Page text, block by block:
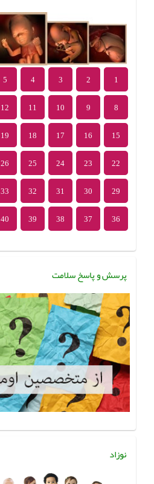
1
2
3
4
5
8
9
10
11
12
15
16
17
18
19
22
23
24
25
26
29
30
31
32
33
36
37
38
39
40
پرسش و پاسخ سلامت
نوزاد